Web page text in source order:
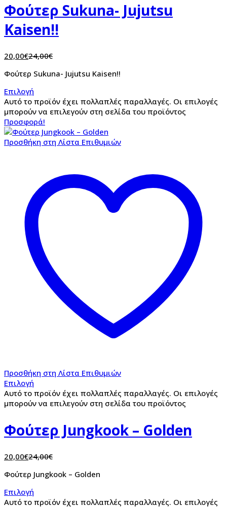
Φούτερ Sukuna- Jujutsu
Kaisen!!
20,00€24,00€
Φούτερ Sukuna- Jujutsu Kaisen!!
Επιλογή
Αυτό το προϊόν έχει πολλαπλές παραλλαγές. Οι επιλογές
μπορούν να επιλεγούν στη σελίδα του προϊόντος
Προσφορά!
Προσθήκη στη Λίστα Επιθυμιών
Προσθήκη στη Λίστα Επιθυμιών
Επιλογή
Αυτό το προϊόν έχει πολλαπλές παραλλαγές. Οι επιλογές
μπορούν να επιλεγούν στη σελίδα του προϊόντος
Φούτερ Jungkook – Golden
20,00€24,00€
Φούτερ Jungkook – Golden
Επιλογή
Αυτό το προϊόν έχει πολλαπλές παραλλαγές. Οι επιλογές